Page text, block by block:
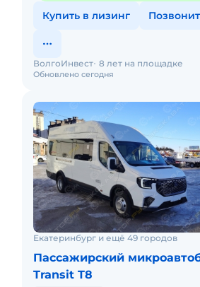
Купить в лизинг
Обновлено сегодня
ВолгоИнвест 8 лет на площадке
Екатеринбург и ещё 49 городов
Пассажирский
Transit T8